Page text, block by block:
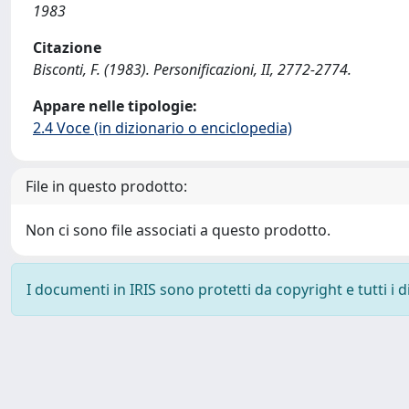
1983
Citazione
Bisconti, F. (1983). Personificazioni, II, 2772-2774.
Appare nelle tipologie:
2.4 Voce (in dizionario o enciclopedia)
File in questo prodotto:
Non ci sono file associati a questo prodotto.
I documenti in IRIS sono protetti da copyright e tutti i